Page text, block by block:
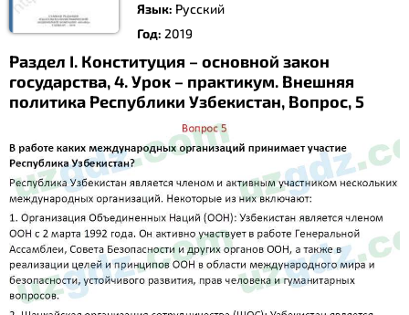
Язык: Русский
Год: 2019
Раздел I. Конституция – основной закон
государства, 4. Урок – практикум. Внешняя
политика Республики Узбекистан, Вопрос, 5